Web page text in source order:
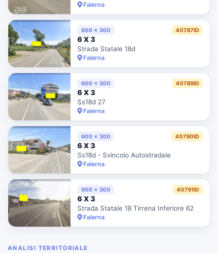
Falerna
600 x 300 40787ID
6 X 3
Strada Statale 18d
Falerna
600 x 300 40789ID
6 X 3
Ss18d 27
Falerna
600 x 300 40790ID
6 X 3
Ss18d - Svincolo Autostradale
Falerna
600 x 300 40791ID
6 X 3
Strada Statale 18 Tirrena Inferiore 62
Falerna
ANALISI TERRITORIALE